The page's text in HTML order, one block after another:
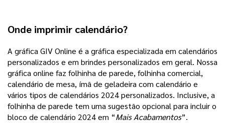
Onde imprimir calendário?
A gráfica GIV Online é a gráfica especializada em calendários
personalizados e em brindes personalizados em geral. Nossa
gráfica online faz folhinha de parede, folhinha comercial,
calendário de mesa, ímã de geladeira com calendário e
vários tipos de calendários 2024 personalizados. Inclusive, a
folhinha de parede tem uma sugestão opcional para incluir o
bloco de calendário 2024 em “Mais Acabamentos”.